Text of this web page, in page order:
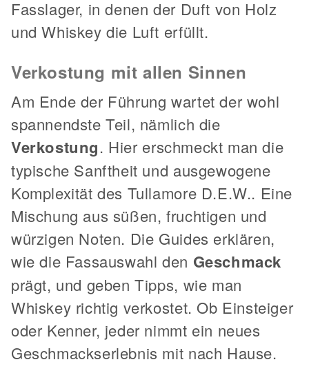
Fasslager, in denen der Duft von Holz
und Whiskey die Luft erfüllt.
Verkostung mit allen Sinnen
Am Ende der Führung wartet der wohl
spannendste Teil, nämlich die
Verkostung. Hier erschmeckt man die
typische Sanftheit und ausgewogene
Komplexität des Tullamore D.E.W.. Eine
Mischung aus süßen, fruchtigen und
würzigen Noten. Die Guides erklären,
wie die Fassauswahl den Geschmack
prägt, und geben Tipps, wie man
Whiskey richtig verkostet. Ob Einsteiger
oder Kenner, jeder nimmt ein neues
Geschmackserlebnis mit nach Hause.